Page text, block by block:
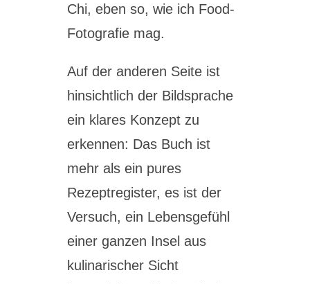
Chi, eben so, wie ich Food-
Fotografie mag.
Auf der anderen Seite ist
hinsichtlich der Bildsprache
ein klares Konzept zu
erkennen: Das Buch ist
mehr als ein pures
Rezeptregister, es ist der
Versuch, ein Lebensgefühl
einer ganzen Insel aus
kulinarischer Sicht